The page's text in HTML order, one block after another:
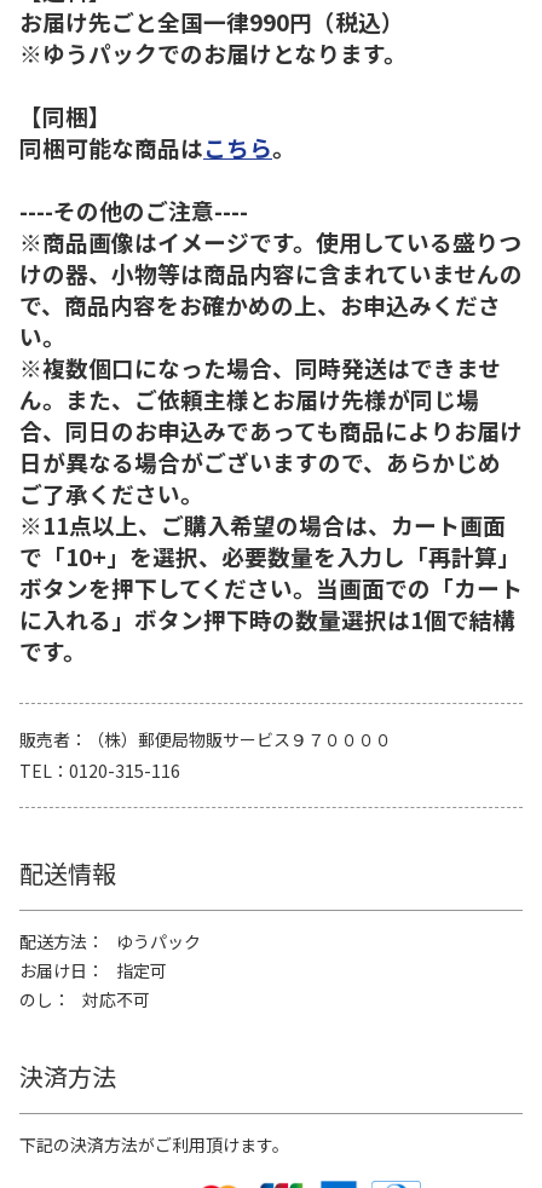
お届け先ごと全国一律990円（税込）
※ゆうパックでのお届けとなります。
【同梱】
同梱可能な商品はこちら。
----その他のご注意----
※商品画像はイメージです。使用している盛りつ
けの器、小物等は商品内容に含まれていませんの
で、商品内容をお確かめの上、お申込みくださ
い。
※複数個口になった場合、同時発送はできませ
ん。また、ご依頼主様とお届け先様が同じ場
合、同日のお申込みであっても商品によりお届け
日が異なる場合がございますので、あらかじめ
ご了承ください。
※11点以上、ご購入希望の場合は、カート画面
で「10+」を選択、必要数量を入力し「再計算」
ボタンを押下してください。当画面での「カート
に入れる」ボタン押下時の数量選択は1個で結構
です。
販売者
（株）郵便局物販サービス９７００００
TEL
0120-315-116
配送情報
配送方法
ゆうパック
お届け日
指定可
のし
対応不可
決済方法
下記の決済方法がご利用頂けます。